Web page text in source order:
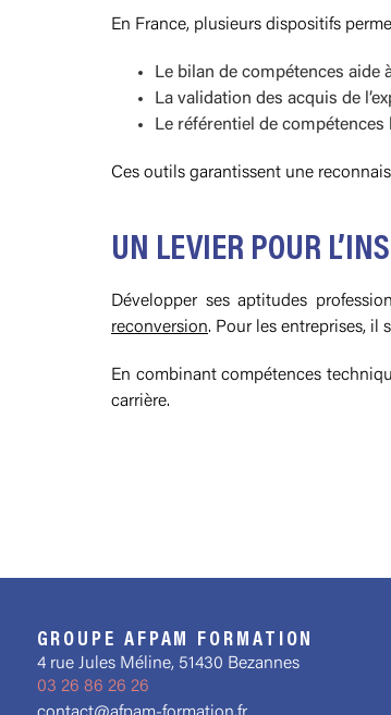
En France, plusieurs dispositifs
Le bilan de compétences aide
La validation des acquis de
Le référentiel de
Ces outils garantissent une
UN LEVIER POUR
Développer ses aptitudes
reconversion. Pour les entreprises, il
En combinant compétences
carrière.
GROUPE AFPAM FORMATION
4 rue Jules Méline, 51430 Bezannes
03 26 86 26 26